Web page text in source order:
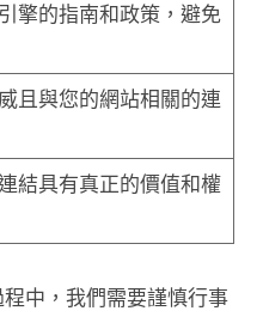
擎的指南和政策，避免
且與您的網站相關的連
結具有真正的價值和權
中，我們需要謹慎行事